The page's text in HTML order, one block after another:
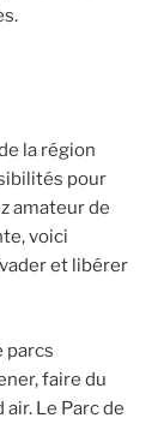
la région
pour
amateur de
voici
et libérer
parcs
faire du
Le Parc de